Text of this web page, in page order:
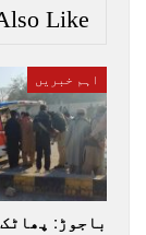
Like
اہم خبریں
باجوڑ: